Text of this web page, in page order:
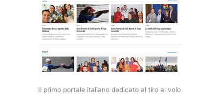
Il primo portale italiano dedicato al tiro al volo